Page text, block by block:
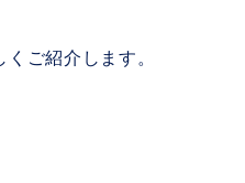
ご紹介します。